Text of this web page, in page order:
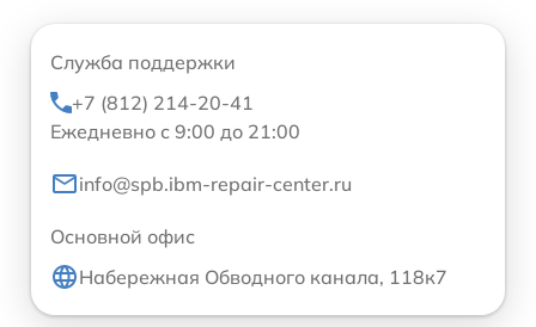
Служба поддержки
+7 (812) 214-20-41
Ежедневно с 9:00 до 21:00
info@spb.ibm-repair-center.ru
Основной офис
Набережная Обводного канала, 118к7